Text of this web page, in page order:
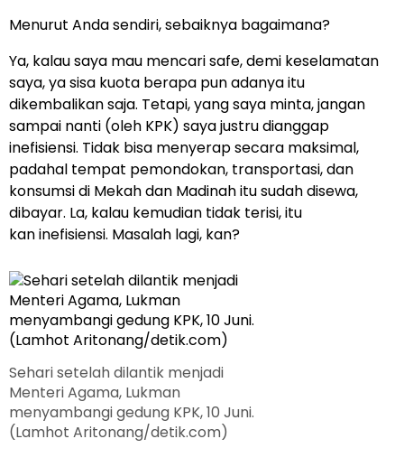
Menurut Anda sendiri, sebaiknya bagaimana?
Ya, kalau saya mau mencari safe, demi keselamatan
saya, ya sisa kuota berapa pun adanya itu
dikembalikan saja. Tetapi, yang saya minta, jangan
sampai nanti (oleh KPK) saya justru dianggap
inefisiensi. Tidak bisa menyerap secara maksimal,
padahal tempat pemondokan, transportasi, dan
konsumsi di Mekah dan Madinah itu sudah disewa,
dibayar. La, kalau kemudian tidak terisi, itu
kan inefisiensi. Masalah lagi, kan?
Sehari setelah dilantik menjadi
Menteri Agama, Lukman
menyambangi gedung KPK, 10 Juni.
(Lamhot Aritonang/detik.com)